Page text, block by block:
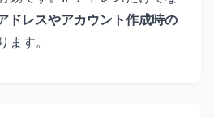
ドレスやアカウント作成時の
ます。